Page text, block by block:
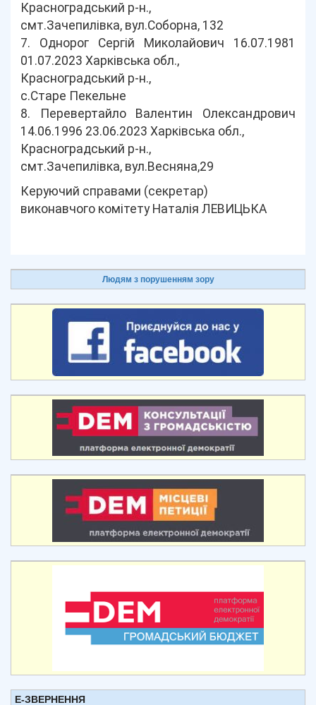
Красноградський р-н.,
смт.Зачепилівка, вул.Соборна, 132
7. Однорог Сергій Миколайович 16.07.1981
01.07.2023 Харківська обл.,
Красноградський р-н.,
с.Старе Пекельне
8. Перевертайло Валентин Олександрович
14.06.1996 23.06.2023 Харківська обл.,
Красноградський р-н.,
смт.Зачепилівка, вул.Весняна,29
Керуючий справами (секретар)
виконавчого комітету Наталія ЛЕВИЦЬКА
Людям з порушенням зору
Е-ЗВЕРНЕННЯ